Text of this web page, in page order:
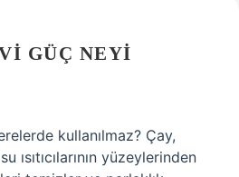
GÜÇ NEYI
kullanılmaz? Çay,
ısıtıcılarının yüzeylerinden